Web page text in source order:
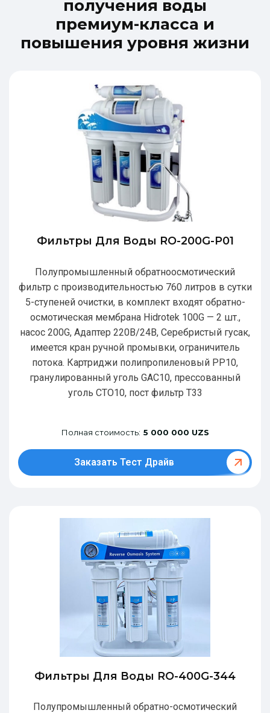
получения воды
премиум-класса и
повышения уровня жизни
Фильтры Для Воды RO-200G-P01
Полупромышленный обратноосмотический
фильтр с производительностью 760 литров в сутки
5-ступеней очистки, в комплект входят обратно-
осмотическая мембрана Hidrotek 100G — 2 шт.,
насос 200G, Адаптер 220В/24В, Серебристый гусак,
имеется кран ручной промывки, ограничитель
потока. Картриджи полипропиленовый РР10,
гранулированный уголь GAC10, прессованный
уголь CTO10, пост фильтр T33
Полная стоимость: 5 000 000 UZS
Заказать Тест Драйв
Фильтры Для Воды RO-400G-344
Полупромышленный обратно-осмотический